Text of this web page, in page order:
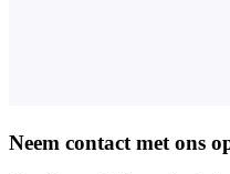
Neem contact met ons